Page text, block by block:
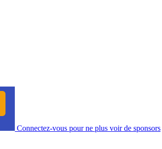
Connectez-vous pour ne plus voir de sponsors